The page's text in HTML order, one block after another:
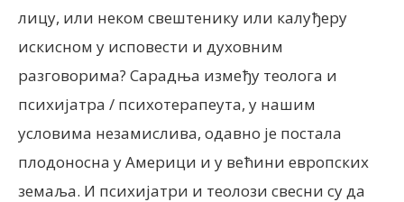
лицу, или неком свештенику или калуђеру
искисном у исповести и духовним
разговорима? Сарадња између теолога и
психијатра / психотерапеута, у нашим
условима незамислива, одавно је постала
плодоносна у Америци и у већини европских
земаља. И психијатри и теолози свесни су да